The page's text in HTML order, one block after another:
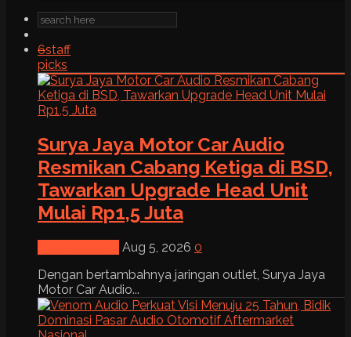
6staff
picks
Surya Jaya Motor Car Audio
Resmikan Cabang Ketiga di BSD,
Tawarkan Upgrade Head Unit
Mulai Rp1,5 Juta
Aug 5, 2026 0
Dengan bertambahnya jaringan outlet, Surya Jaya
Motor Car Audio...